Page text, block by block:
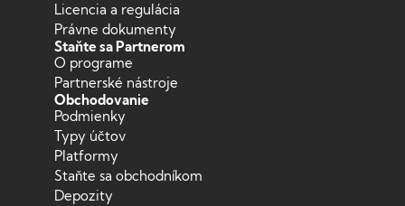
Licencia a regulácia
Právne dokumenty
Staňte sa Partnerom
O programe
Partnerské nástroje
Obchodovanie
Podmienky
Typy účtov
Platformy
Staňte sa obchodníkom
Depozity